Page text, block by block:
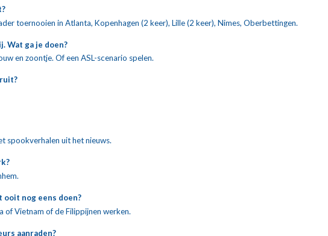
toernooien in Atlanta, Kopenhagen (2 keer), Lille (2 keer), Nimes, Oberbettingen.
Wat ga je doen?
en zoontje. Of een ASL-scenario spelen.
spookverhalen uit het nieuws.
nog eens doen?
of Vietnam of de Filippijnen werken.
aanraden?